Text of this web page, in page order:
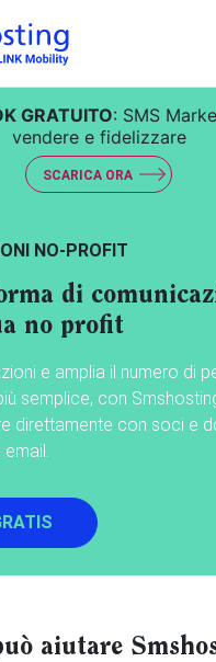
GRATUITO: SMS
vendere e fidelizzare
SCARICA ORA
NO-PROFIT
di
no profit
e amplia il numero di
semplice, con
direttamente con soci e
aiutare